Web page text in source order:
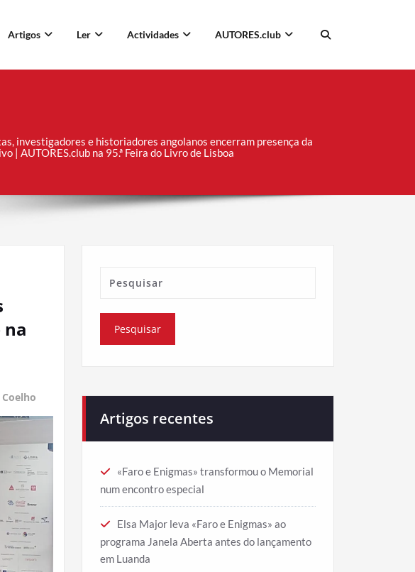
Artigos Ler Actividades AUTORES.club
investigadores e historiadores angolanos encerram presença da
| AUTORES.club na 95.ª Feira do Livro de Lisboa
na
Artigos recentes
«Faro e Enigmas» transformou o Memorial
num encontro especial
Elsa Major leva «Faro e Enigmas» ao
programa Janela Aberta antes do lançamento
em Luanda